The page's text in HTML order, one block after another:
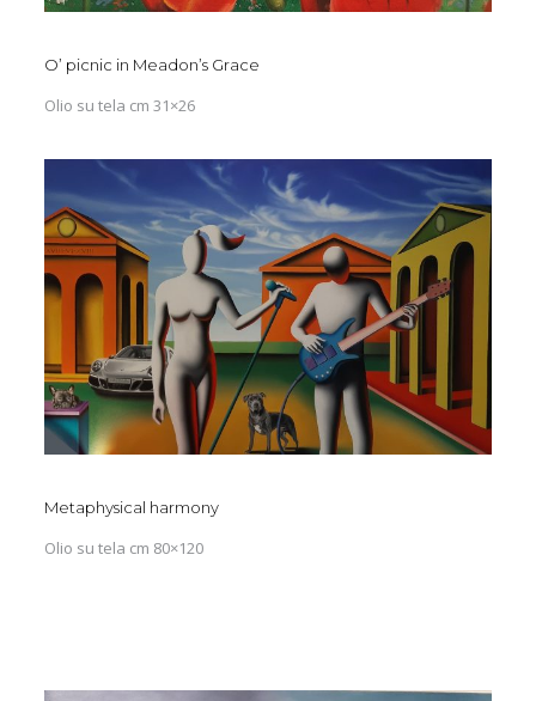
O’ picnic in Meadon’s Grace
Olio su tela cm 31×26
Metaphysical harmony
Olio su tela cm 80×120